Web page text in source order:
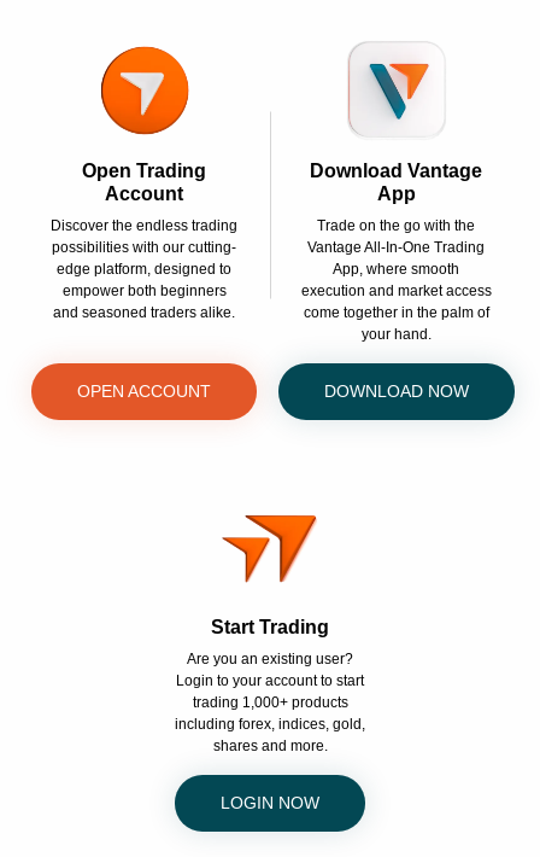
Open Trading
Account
Discover the endless trading
possibilities with our cutting-
edge platform, designed to
empower both beginners
and seasoned traders alike.
OPEN ACCOUNT
Download Vantage
App
Trade on the go with the
Vantage All-In-One Trading
App, where smooth
execution and market access
come together in the palm of
your hand.
DOWNLOAD NOW
Start Trading
Are you an existing user?
Login to your account to start
trading 1,000+ products
including forex, indices, gold,
shares and more.
LOGIN NOW